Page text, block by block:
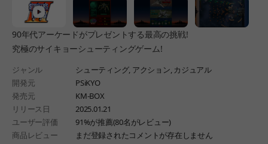
90年代アーケードがプレゼントする最高の挑戦!
究極のサイキョーシューティングゲーム!
ジャンル シューティング, アクション, カジュアル
開発元
PSiKYO
発売元
KM-BOX
リリース日
2025.01.21
ユーザー評価
91%が推薦(80名がレビュー)
商品レビュー
まだ登録されたコメントが存在しません